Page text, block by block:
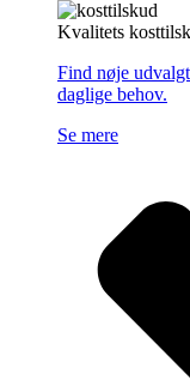
Kvalitets
Find nøje
daglige behov.
Se mere